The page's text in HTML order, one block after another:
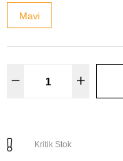
Mavi
Kritik Stok